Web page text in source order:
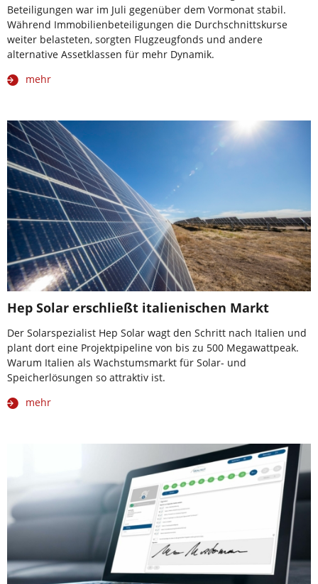
Beteiligungen war im Juli gegenüber dem Vormonat stabil.
Während Immobilienbeteiligungen die Durchschnittskurse
weiter belasteten, sorgten Flugzeugfonds und andere
alternative Assetklassen für mehr Dynamik.
mehr
Hep Solar erschließt italienischen Markt
Der Solarspezialist Hep Solar wagt den Schritt nach Italien und
plant dort eine Projektpipeline von bis zu 500 Megawattpeak.
Warum Italien als Wachstumsmarkt für Solar- und
Speicherlösungen so attraktiv ist.
mehr